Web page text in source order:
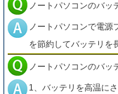
ノートパソコンのバッ
ノートパソコンで電源
を節約してバッテリを
ノートパソコンのバッ
1、バッテリを高温に